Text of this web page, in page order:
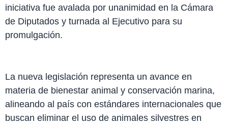
iniciativa fue avalada por unanimidad en la Cámara
de Diputados y turnada al Ejecutivo para su
promulgación.
La nueva legislación representa un avance en
materia de bienestar animal y conservación marina,
alineando al país con estándares internacionales que
buscan eliminar el uso de animales silvestres en